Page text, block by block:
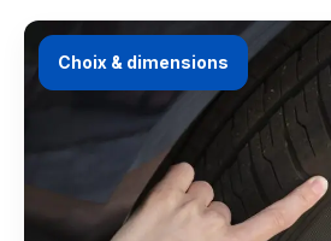
Choix & dimensions